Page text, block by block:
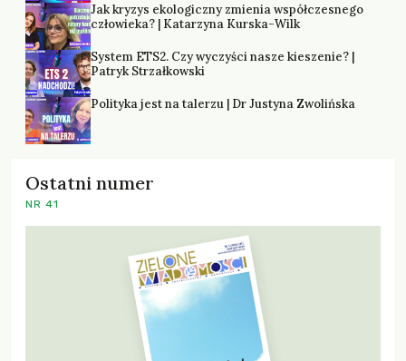
Jak kryzys ekologiczny zmienia współczesnego
człowieka? | Katarzyna Kurska-Wilk
System ETS2. Czy wyczyści nasze kieszenie? |
Patryk Strzałkowski
Polityka jest na talerzu | Dr Justyna Zwolińska
Ostatni numer
NR 41